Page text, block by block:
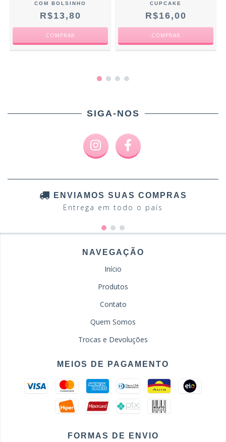
COM BOLSINHO
R$13,80
CUPCAKE
R$16,00
SIGA-NOS
ENVIAMOS SUAS COMPRAS
Entrega em todo o país
NAVEGAÇÃO
Início
Produtos
Contato
Quem Somos
Trocas e Devoluções
MEIOS DE PAGAMENTO
FORMAS DE ENVIO